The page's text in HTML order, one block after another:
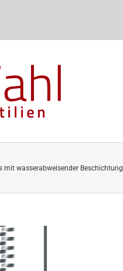
mit wasserabweisender Beschichtung